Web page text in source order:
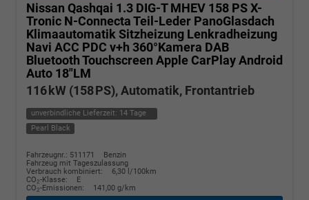
Nissan Qashqai 1.3 DIG-T MHEV 158 PS X-
Tronic N-Connecta Teil-Leder PanoGlasdach
Klimaautomatik Sitzheizung Lenkradheizung
Navi ACC PDC v+h 360°Kamera DAB
Bluetooth Touchscreen Apple CarPlay Android
Auto 18"LM
116 kW (158 PS), Automatik, Frontantrieb
unverbindliche Lieferzeit: 14 Tage
Pearl Black
Fahrzeugnr.: 511171
Benzin
Fahrzeug mit Tageszulassung
Verbrauch kombiniert:
6,30 l/100km
CO2-Klasse:
E
CO2-Emissionen: 141,00 g/km